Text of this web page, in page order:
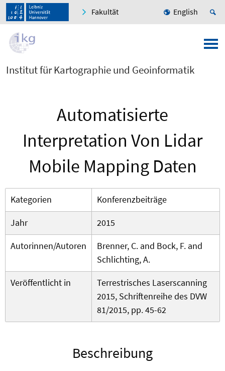
Fakultät English
Institut für Kartographie und Geoinformatik
Automatisierte
Interpretation Von Lidar
Mobile Mapping Daten
Kategorien
Konferenzbeiträge
Jahr
2015
Autorinnen/Autoren
Brenner, C. and Bock, F. and
Schlichting, A.
Veröffentlicht in
Terrestrisches Laserscanning
2015, Schriftenreihe des DVW
81/2015, pp. 45-62
Beschreibung